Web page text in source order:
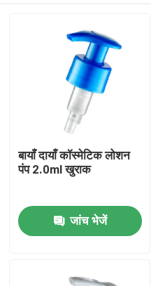
बायाँ दायाँ कॉस्मेटिक लोशन
पंप 2.0ml खुराक
जांच भेजें